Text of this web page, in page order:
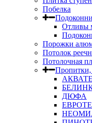
Побелка
Отливы
Порожки
Потолок
Потолочная
Пропитки,
ДЮФА